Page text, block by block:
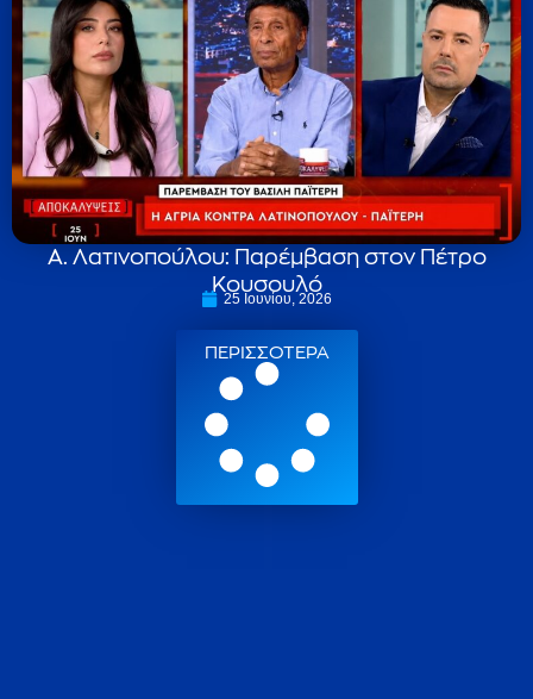
Α. Λατινοπούλου: Παρέμβαση στον Πέτρο
Κουσουλό
25 Ιουνίου, 2026
ΠΕΡΙΣΣΟΤΕΡΑ